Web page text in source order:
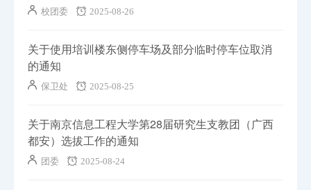
校团委 2025-08-26
关于使用培训楼东侧停车场及部分临时停车位取消
的通知
保卫处 2025-08-25
关于南京信息工程大学第28届研究生支教团（广西
都安）选拔工作的通知
团委 2025-08-24